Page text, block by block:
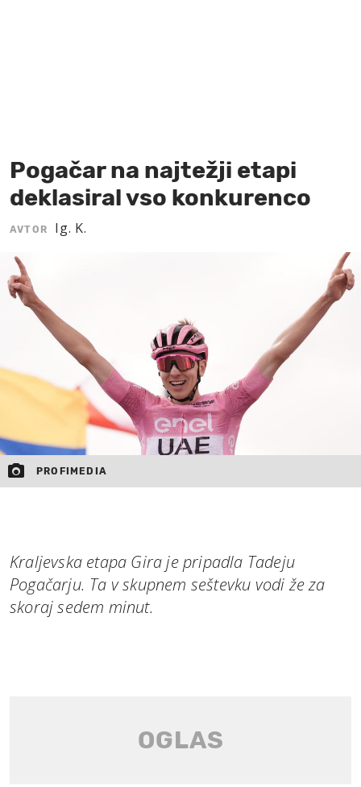
Pogačar na najtežji etapi
deklasiral vso konkurenco
AVTOR Ig. K.
PROFIMEDIA
Kraljevska etapa Gira je pripadla Tadeju
Pogačarju. Ta v skupnem seštevku vodi že za
skoraj sedem minut.